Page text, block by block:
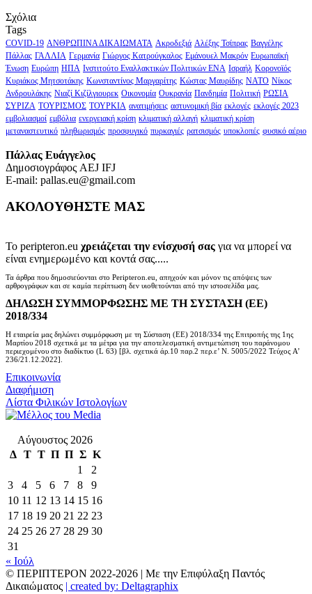
Σχόλια
Tags
COVID-19 ΑΝΘΡΩΠΙΝΑ ΔΙΚΑΙΩΜΑΤΑ Ακροδεξιά Αλέξης Τσίπρας Βαγγέλης
Πάλλας ΓΑΛΛΙΑ Γερμανία Γιώργος Κατρούγκαλος Εμάνουελ Μακρόν Ευρωπαϊκή
Ένωση Ευρώπη ΗΠΑ Ινστιτούτο Εναλλακτικών Πολιτικών ΕΝΑ Ισραήλ Κορονοϊός
Κυριάκος Μητσοτάκης Κωνσταντίνος Μαργαρίτης Κώστας Μαυρίδης ΝΑΤΟ Νίκος
Ανδρουλάκης Νιαζί Κιζίλγιουρεκ Οικονομία Ουκρανία Πανδημία Πολιτική ΡΩΣΙΑ
ΣΥΡΙΖΑ ΤΟΥΡΙΣΜΟΣ ΤΟΥΡΚΙΑ ανατιμήσεις αστυνομική βία εκλογές εκλογές 2023
εμβολιασμοί εμβόλια ενεργειακή κρίση κλιματική αλλαγή κλιματική κρίση
μεταναστευτικό πληθωρισμός προσφυγικό πυρκαγιές ρατσισμός υποκλοπές φυσικό αέριο
Πάλλας Ευάγγελος
Δημοσιογράφος AEJ ΙFJ
E-mail: pallas.eu@gmail.com
ΑΚΟΛΟΥΘΗΣΤΕ ΜΑΣ
Το peripteron.eu χρειάζεται την ενίσχυσή σας για να μπορεί να
είναι ενημερωμένο και κοντά σας.....
Τα άρθρα που δημοσιεύονται στο Peripteron.eu, απηχούν και μόνον τις απόψεις των
αρθρογράφων και σε καμία περίπτωση δεν υιοθετούνται από την ιστοσελίδα μας.
ΔΗΛΩΣΗ ΣΥΜΜΟΡΦΩΣΗΣ ΜΕ ΤΗ ΣΥΣΤΑΣΗ (ΕΕ)
2018/334
Η εταιρεία μας δηλώνει συμμόρφωση με τη Σύσταση (ΕΕ) 2018/334 της Επιτροπής της 1ης
Μαρτίου 2018 σχετικά με τα μέτρα για την αποτελεσματική αντιμετώπιση του παράνομου
περιεχομένου στο διαδίκτυο (L 63) [βλ. σχετικά άρ.10 παρ.2 περ.ε’ Ν. 5005/2022 Τεύχος A’
236/21.12.2022].
Επικοινωνία
Διαφήμιση
Λίστα Φιλικών Ιστολογίων
Αύγουστος 2026
Δ Τ Τ Π Π Σ Κ
1
2
3
4 5 6 7 8
9
10 11 12 13 14 15 16
17 18 19 20 21 22 23
24 25 26 27 28 29 30
31
« Ιούλ
© ΠΕΡΙΠΤΕΡΟΝ 2022-2026 | Με την Επιφύλαξη Παντός
Δικαιώματος | created by: Deltagraphix